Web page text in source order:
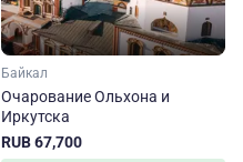
Байкал
Очарование Ольхона и
Иркутска
RUB 67,700